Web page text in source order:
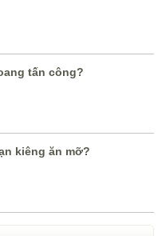
kiểm tra ngực
phổi
trị bệnh van tim